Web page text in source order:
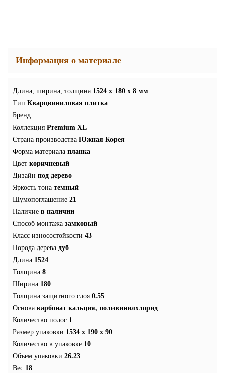
Информация о материале
Длина, ширина, толщина 1524 x 180 x 8 мм
Тип Кварцвиниловая плитка
Бренд
Коллекция Premium XL
Страна производства Южная Корея
Форма материала планка
Цвет коричневый
Дизайн под дерево
Яркость тона темный
Шумопоглашение 21
Наличие в наличии
Способ монтажа замковый
Класс износостойкости 43
Порода дерева дуб
Длина 1524
Толщина 8
Ширина 180
Толщина защитного слоя 0.55
Основа карбонат кальция, поливинилхлорид
Количество полос 1
Размер упаковки 1534 x 190 x 90
Количество в упаковке 10
Объем упаковки 26.23
Вес 18